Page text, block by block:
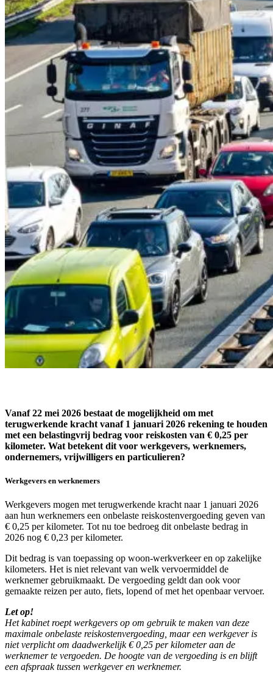
Vanaf 22 mei 2026 bestaat de mogelijkheid om met
terugwerkende kracht vanaf 1 januari 2026 rekening te houden
met een belastingvrij bedrag voor reiskosten van € 0,25 per
kilometer. Wat betekent dit voor werkgevers, werknemers,
ondernemers, vrijwilligers en particulieren?
Werkgevers en werknemers
Werkgevers mogen met terugwerkende kracht naar 1 januari 2026
aan hun werknemers een onbelaste reiskostenvergoeding geven van
€ 0,25 per kilometer. Tot nu toe bedroeg dit onbelaste bedrag in
2026 nog € 0,23 per kilometer.
Dit bedrag is van toepassing op woon-werkverkeer en op zakelijke
kilometers. Het is niet relevant van welk vervoermiddel de
werknemer gebruikmaakt. De vergoeding geldt dan ook voor
gemaakte reizen per auto, fiets, lopend of met het openbaar vervoer.
Let op!
Het kabinet roept werkgevers op om gebruik te maken van deze
maximale onbelaste reiskostenvergoeding, maar een werkgever is
niet verplicht om daadwerkelijk € 0,25 per kilometer aan de
werknemer te vergoeden. De hoogte van de vergoeding is en blijft
een afspraak tussen werkgever en werknemer.